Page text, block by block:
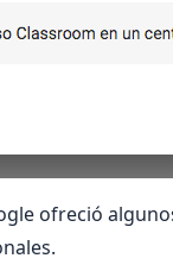
ofreció